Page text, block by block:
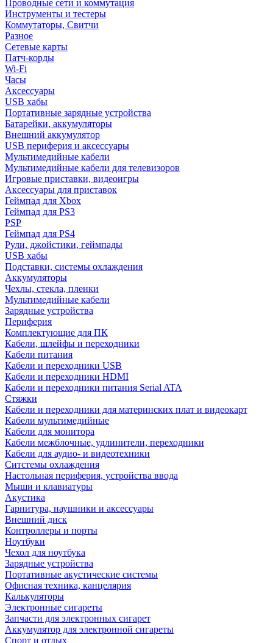
Проводные сети и коммутация
Инструменты и тестеры
Коммутаторы, Свитчи
Разное
Сетевые карты
Патч-корды
Wi-Fi
Часы
Аксессуары
USB хабы
Портативные зарядные устройства
Батарейки, аккумуляторы
Внешний аккумулятор
USB периферия и аксессуары
Мультимедийные кабели
Мультимедийные кабели для телевизоров
Игровые приставки, видеоигры
Аксессуары для приставок
Геймпад для Xbox
Геймпад для PS3
PSP
Геймпад для PS4
Рули, джойстики, геймпады
USB хабы
Подставки, системы охлаждения
Аккумуляторы
Чехлы, стекла, пленки
Мультимедийные кабели
Зарядные устройства
Периферия
Комплектующие для ПК
Кабели, шлейфы и переходники
Кабели питания
Кабели и переходники USB
Кабели и переходники HDMI
Кабели и переходники питания Serial ATA
Стяжки
Кабели и переходники для материнских плат и видеокарт
Кабели мультимедийные
Кабели для монитора
Кабели межблочные, удлинители, переходники
Кабели для аудио- и видеотехники
Ситстемы охлаждения
Настольная периферия, устройства ввода
Мыши и клавиатуры
Акустика
Гарнитура, наушники и аксессуары
Внешний диск
Контроллеры и порты
Ноутбуки
Чехол для ноутбука
Зарядные устройства
Портативные акустические системы
Офисная техника, канцелярия
Калькуляторы
Электронные сигареты
Запчасти для электронных сигарет
Аккумулятор для электронной сигареты
Спорт и отдых